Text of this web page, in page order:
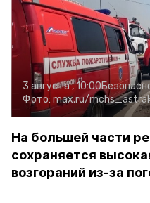
3 августа , 10:00
Фото: max.ru/
На большей части
сохраняется
возгораний из-за